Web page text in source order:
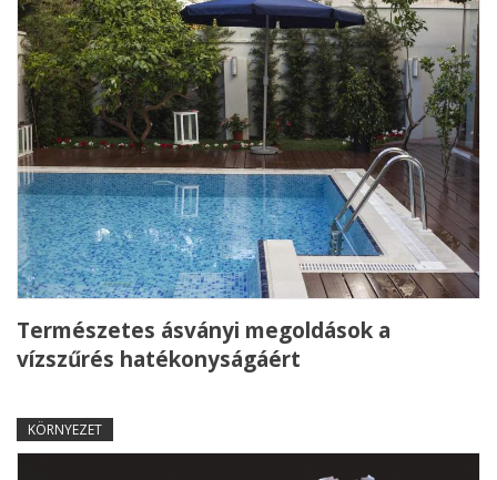
Természetes ásványi megoldások a
vízszűrés hatékonyságáért
KÖRNYEZET